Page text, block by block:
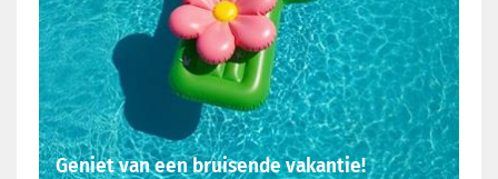
Geniet van een bruisende vakantie!